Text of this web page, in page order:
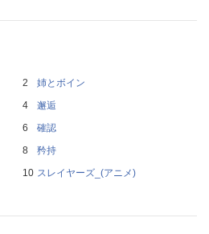
姉とボイン
邂逅
確認
矜持
スレイヤーズ_(アニメ)